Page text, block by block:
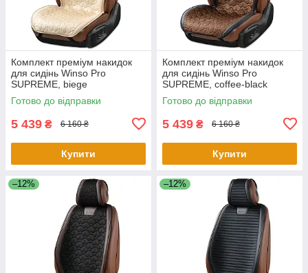
Комплект преміум накидок
для сидінь Winso Pro
SUPREME, biege
Готово до відправки
5 439 ₴ 6 160 ₴
Купити
Комплект преміум накидок
для сидінь Winso Pro
SUPREME, coffee-black
Готово до відправки
5 439 ₴ 6 160 ₴
Купити
–12% –12%